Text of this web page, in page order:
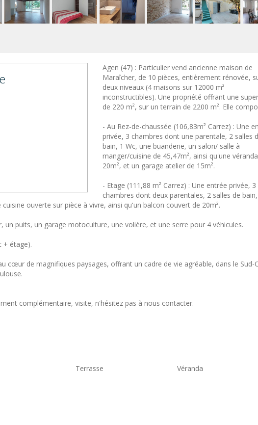
Agen (47) : Particulier vend ancienne maison de
Maraîcher, de 10 pièces, entièrement rénovée,
deux niveaux (4 maisons sur 12000 m²
inconstructibles). Une propriété offrant une
de 220 m², sur un terrain de 2200 m². Elle
- Au Rez-de-chaussée (106,83m² Carrez) : Une
privée, 3 chambres dont une parentale, 2 salles
bain, 1 Wc, une buanderie, un salon/ salle à
manger/cuisine de 45,47m², ainsi qu'une
20m², et un garage atelier de 15m².
- Etage (111,88 m² Carrez) : Une entrée privée, 3
chambres dont deux parentales, 2 salles de
ouverte sur pièce à vivre, ainsi qu'un balcon couvert de 20m².
un puits, un garage motoculture, une volière, et une serre pour 4 véhicules.
+ étage).
cœur de magnifiques paysages, offrant un cadre de vie agréable, dans le Sud-
complémentaire, visite, n'hésitez pas à nous contacter.
Terrasse Véranda